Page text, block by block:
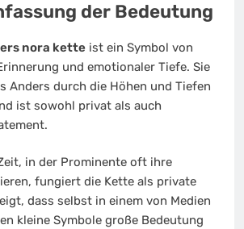
der Bedeutung
nora kette ist ein Symbol von
und emotionaler Tiefe. Sie
Anders durch die Höhen und Tiefen
ist sowohl privat als auch
in der Prominente oft ihre
fungiert die Kette als private
dass selbst in einem von Medien
kleine Symbole große Bedeutung